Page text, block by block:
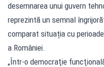
desemnarea unui guvern
reprezintă un semnal
comparat situația cu
a României.
„Într-o democraţie